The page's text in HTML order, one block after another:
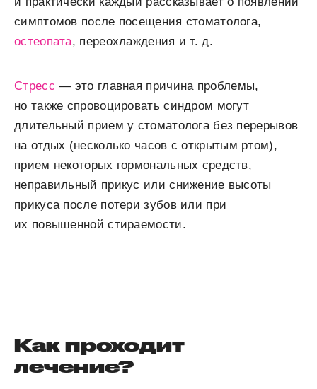
симптомов после посещения стоматолога,
остеопата, переохлаждения и т. д.
Стресс — это главная причина проблемы,
но также спровоцировать синдром могут
длительный прием у стоматолога без перерывов
на отдых (несколько часов с открытым ртом),
прием некоторых гормональных средств,
неправильный прикус или снижение высоты
прикуса после потери зубов или при
их повышенной стираемости.
Как проходит
лечение?